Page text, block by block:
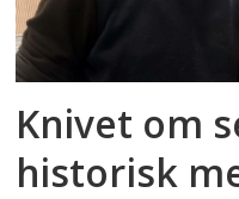
Knivet om
historisk